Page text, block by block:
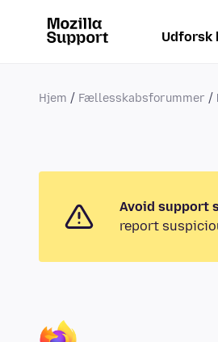
Hjem Fællesskabsforummer
Avoid support
report